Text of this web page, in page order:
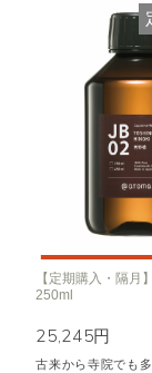
【定期購入・隔月
250ml
25,245円
古来から寺院でも